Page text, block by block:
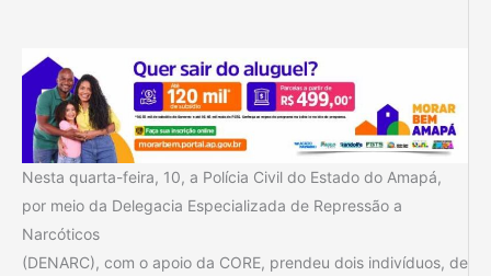
Nesta quarta-feira, 10, a Polícia Civil do Estado do Amapá,
por meio da Delegacia Especializada de Repressão a
Narcóticos
(DENARC), com o apoio da CORE, prendeu dois indivíduos, de